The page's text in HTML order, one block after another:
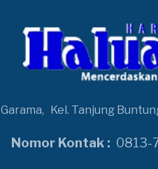
Garama, Kel. Tanjung
Nomor Kontak : 0813-